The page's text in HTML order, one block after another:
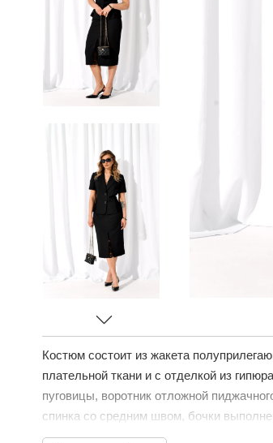
Костюм состоит из жакета
плательной ткани и с отделкой из
пуговицы, воротник отложной
спинка со средним швом, бочки